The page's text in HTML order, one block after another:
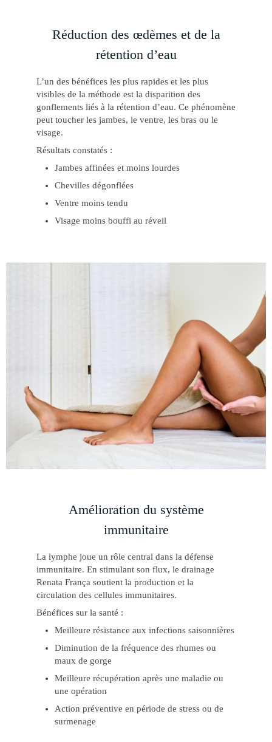
Réduction des œdèmes et de la
rétention d’eau
L’un des bénéfices les plus rapides et les plus
visibles de la méthode est la disparition des
gonflements liés à la rétention d’eau. Ce phénomène
peut toucher les jambes, le ventre, les bras ou le
visage.
Résultats constatés :
Jambes affinées et moins lourdes
Chevilles dégonflées
Ventre moins tendu
Visage moins bouffi au réveil
Amélioration du système
immunitaire
La lymphe joue un rôle central dans la défense
immunitaire. En stimulant son flux, le drainage
Renata França soutient la production et la
circulation des cellules immunitaires.
Bénéfices sur la santé :
Meilleure résistance aux infections saisonnières
Diminution de la fréquence des rhumes ou
maux de gorge
Meilleure récupération après une maladie ou
une opération
Action préventive en période de stress ou de
surmenage